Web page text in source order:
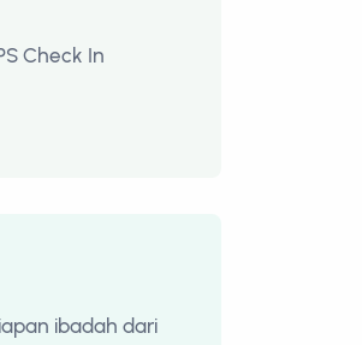
Check In
ibadah dari